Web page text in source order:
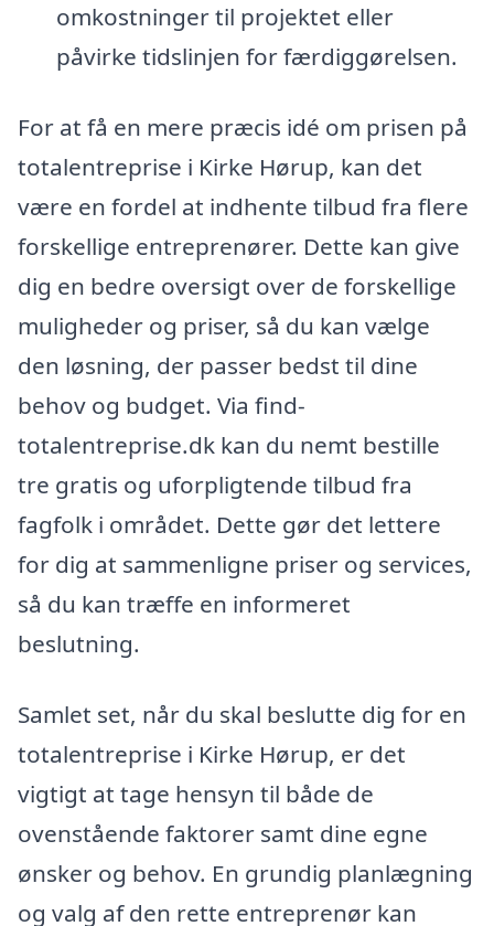
omkostninger til projektet eller
påvirke tidslinjen for færdiggørelsen.
For at få en mere præcis idé om prisen på
totalentreprise i Kirke Hørup, kan det
være en fordel at indhente tilbud fra flere
forskellige entreprenører. Dette kan give
dig en bedre oversigt over de forskellige
muligheder og priser, så du kan vælge
den løsning, der passer bedst til dine
behov og budget. Via find-
totalentreprise.dk kan du nemt bestille
tre gratis og uforpligtende tilbud fra
fagfolk i området. Dette gør det lettere
for dig at sammenligne priser og services,
så du kan træffe en informeret
beslutning.
Samlet set, når du skal beslutte dig for en
totalentreprise i Kirke Hørup, er det
vigtigt at tage hensyn til både de
ovenstående faktorer samt dine egne
ønsker og behov. En grundig planlægning
og valg af den rette entreprenør kan